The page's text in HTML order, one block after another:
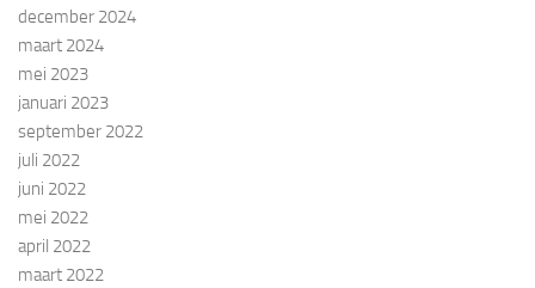
december 2024
maart 2024
mei 2023
januari 2023
september 2022
juli 2022
juni 2022
mei 2022
april 2022
maart 2022